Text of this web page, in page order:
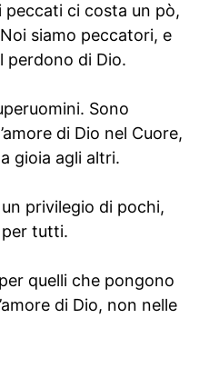
peccati ci costa un pò,
siamo peccatori, e
perdono di Dio.
Sono
di Dio nel Cuore,
gioia agli altri.
privilegio di pochi,
per tutti.
quelli che pongono
di Dio, non nelle